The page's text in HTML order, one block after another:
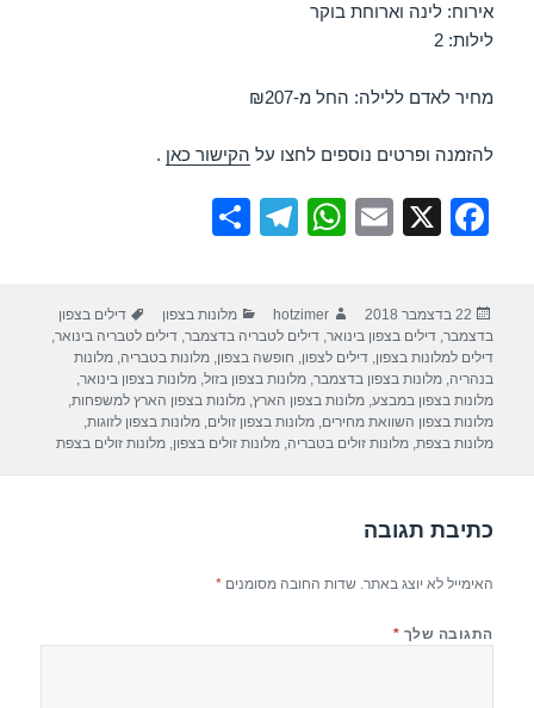
אירוח: לינה וארוחת בוקר
לילות: 2
מחיר לאדם ללילה: החל מ-₪207
להזמנה ופרטים נוספים לחצו על הקישור כאן .
F
e
b
o
o
X
E
W
s
A
p
p
T
gr
a
m
e
פורסם
בתאריך
22 בדצמבר 2018 מחבר
hotzimer קטגוריות
מלונות בצפון תגיות
דילים בצפון
בדצמבר,דילים בצפון בינואר,דילים לטבריה בדצמבר,דילים לטבריה בינואר,
דילים למלונות בצפון,דילים לצפון, חופשה בצפון,מלונות בטבריה,מלונות
בנהריה,מלונות בצפון בדצמבר,מלונות בצפון בזול,מלונות בצפון בינואר,
מלונות בצפון במבצע,מלונות בצפון הארץ,מלונות בצפון הארץ למשפחות,
מלונות בצפון השוואת מחירים,מלונות בצפון זולים,מלונות בצפון לזוגות,
מלונות בצפת,מלונות זולים בטבריה,מלונות זולים בצפון,מלונות זולים בצפת
כתיבת תגובה
האימייל לא יוצג באתר. שדות החובה מסומנים*
התגובה שלך *